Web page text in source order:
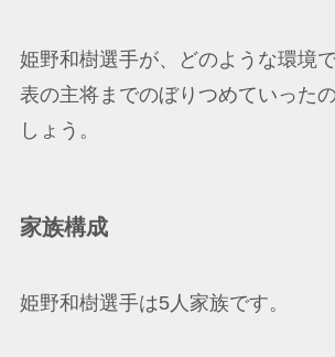
姫野和樹選手が、どのような環境
表の主将までのぼりつめていった
しょう。
家族構成
姫野和樹選手は5人家族です。